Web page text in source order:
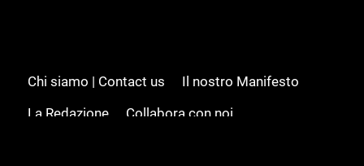
Chi siamo | Contact us
Il nostro Manifesto
La Redazione
Collabora con noi